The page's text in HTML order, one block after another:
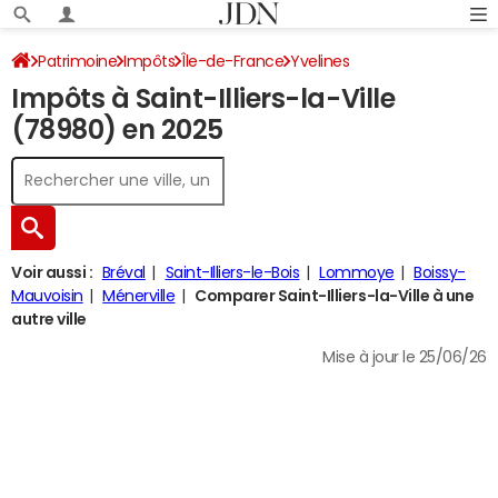
Patrimoine Impôts Île-de-France Yvelines
Saint-Illiers-la-Ville Impôt sur le revenu
Impôts à Saint-Illiers-la-Ville
(78980) en 2025
Voir aussi : Bréval Saint-Illiers-le-Bois Lommoye
Boissy-
Mauvoisin
Ménerville
Comparer Saint-Illiers-la-Ville à une
autre ville
Mise à jour le 25/06/26